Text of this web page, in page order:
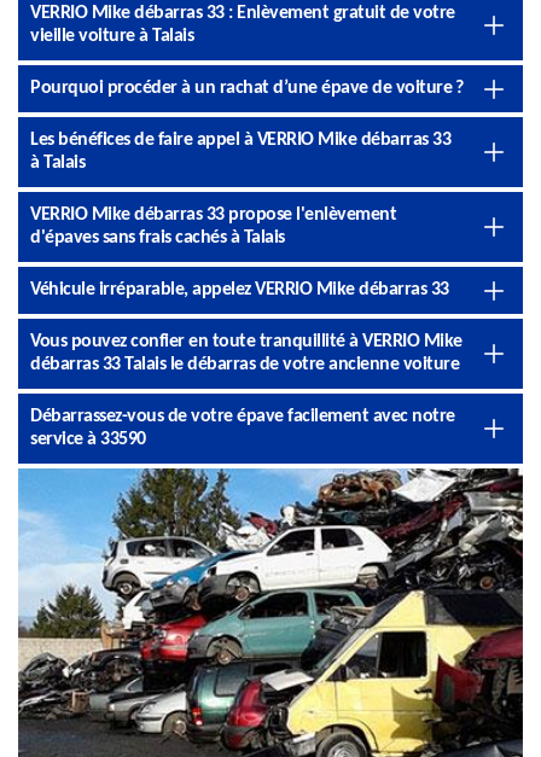
VERRIO Mike débarras 33 : Enlèvement gratuit de votre
vieille voiture à Talais
Pourquoi procéder à un rachat d’une épave de voiture ?
Les bénéfices de faire appel à VERRIO Mike débarras 33
à Talais
VERRIO Mike débarras 33 propose l'enlèvement
d'épaves sans frais cachés à Talais
Véhicule irréparable, appelez VERRIO Mike débarras 33
Vous pouvez confier en toute tranquillité à VERRIO Mike
débarras 33 Talais le débarras de votre ancienne voiture
Débarrassez-vous de votre épave facilement avec notre
service à 33590